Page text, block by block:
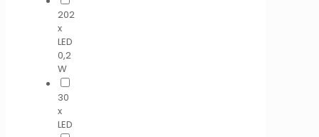
202
x
LED
0,2
W
30
x
LED